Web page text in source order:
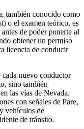
también conocido como
o el examen teórico, es
de poder ponerte al
obtener un permiso
licencia de conducir
cada nuevo conductor
sino también
las vías de Nevada.
con señales de Pare,
vehículos de
de tránsito.